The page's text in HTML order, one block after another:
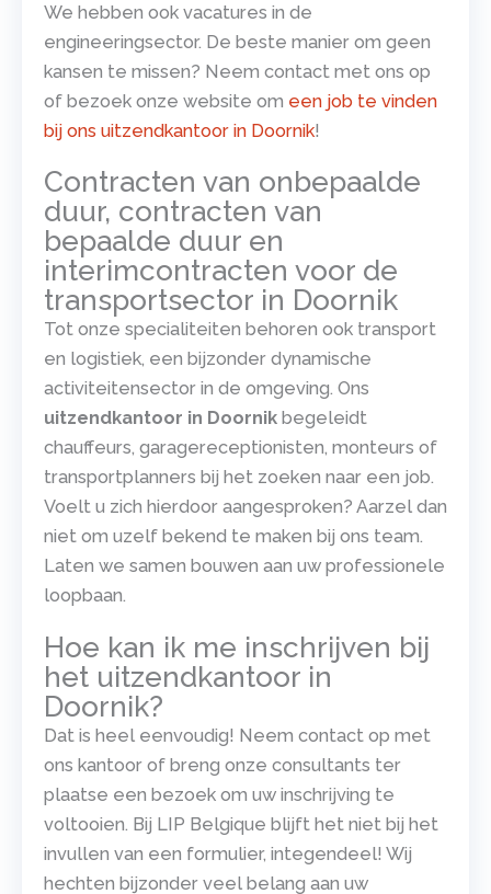
We hebben ook vacatures in de
engineeringsector. De beste manier om geen
kansen te missen? Neem contact met ons op
of bezoek onze website om een job te vinden
bij ons uitzendkantoor in Doornik!
Contracten van onbepaalde
duur, contracten van
bepaalde duur en
interimcontracten voor de
transportsector in Doornik
Tot onze specialiteiten behoren ook transport
en logistiek, een bijzonder dynamische
activiteitensector in de omgeving. Ons
uitzendkantoor in Doornik begeleidt
chauffeurs, garagereceptionisten, monteurs of
transportplanners bij het zoeken naar een job.
Voelt u zich hierdoor aangesproken? Aarzel dan
niet om uzelf bekend te maken bij ons team.
Laten we samen bouwen aan uw professionele
loopbaan.
Hoe kan ik me inschrijven bij
het uitzendkantoor in
Doornik?
Dat is heel eenvoudig! Neem contact op met
ons kantoor of breng onze consultants ter
plaatse een bezoek om uw inschrijving te
voltooien. Bij LIP Belgique blijft het niet bij het
invullen van een formulier, integendeel! Wij
hechten bijzonder veel belang aan uw